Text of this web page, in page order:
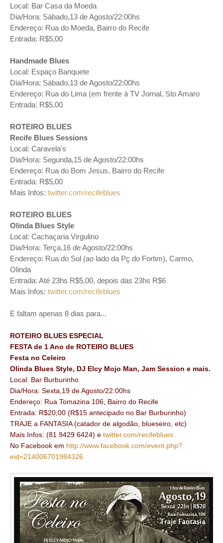
Local: Bar Casa da Moeda
Dia/Hora: Sábado,13 de Agosto/22:00hs
Endereço: Rua do Moeda, Bairro do Recife
Entrada: R$5,00
Handmade Blues
Local: Espaço Banquete
Dia/Hora: Sábado,13 de Agosto/22:00hs
Endereço: Rua do Lima (em frente à TV Jornal, Sto Amaro
Entrada: R$5,00
ROTEIRO BLUES
Recife Blues Sessions
Local: Caravela's
Dia/Hora: Segunda,15 de Agosto/22:00hs
Endereço: Rua do Bom Jesus, Bairro do Recife
Entrada: R$5,00
Mais Infos: twitter.com/recifeblues
ROTEIRO BLUES
Olinda Blues Style
Local: Cachaçaria Virgulino
Dia/Hora: Terça,16 de Agosto/22:00hs
Endereço: Rua do Sol (ao lado da Pç do Fortim), Carmo,
Olinda
Entrada: Até 23hs R$5,00, depois das 23hs R$6
Mais Infos: twitter.com/recifeblues
E faltam apenas 8 dias para...
ROTEIRO BLUES ESPECIAL
FESTA de 1 Ano de ROTEIRO BLUES
Festa no Celeiro
Olinda Blues Style, DJ Elcy Mojo Man, Jam Session e mais.
Local: Bar Burburinho
Dia/Hora: Sexta,19 de Agosto/22:00hs
Endereço: Rua Tomazina 106, Bairro do Recife
Entrada: R$20,00 (R$15 antecipado no Bar Burburinho)
TRAJE a FANTASIA (catador de algodão, blueseiro, etc)
Mais Infos: (81 9429 6424) e twitter.com/recifeblues
No Facebook em http://www.facebook.com/event.php?
eid=214006701984326